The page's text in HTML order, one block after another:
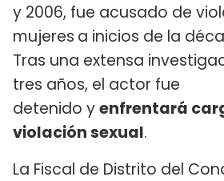
y 2006, fue acusado de
mujeres a inicios de la
Tras una extensa
tres años, el actor fue
detenido yenfrentará
violación sexual.
La Fiscal de Distrito del